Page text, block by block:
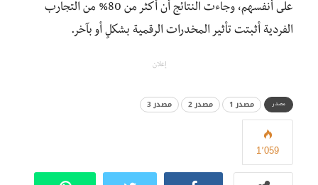
على أنفسهم، وجاءت النتائج أن أكثر من 80% من التجارب
الفردية أثبتت تأثير المخدرات الرقمية بشكلٍ أو بآخر.
إعلان
مصدر مصدر 1 مصدر 2 مصدر 3
1٬059